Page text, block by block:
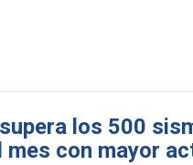
los 500
mes con mayor